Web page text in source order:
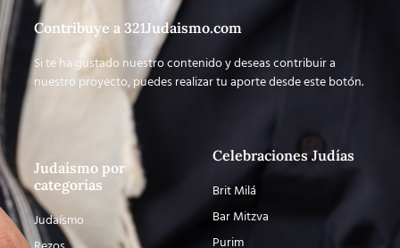
Contribuye a 321Judaismo.com
Si te ha gustado nuestro contenido y deseas contribuir a
nuestro proyecto, puedes realizar tu aporte desde este botón.
Judaísmo por
categorías
Judaísmo
Celebraciones Judías
Brit Milá
Bar Mitzva
Purim